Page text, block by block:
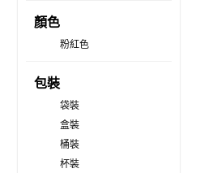
顏色
粉紅色
包裝
袋裝
盒裝
桶裝
杯裝